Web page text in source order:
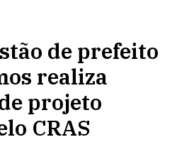
de prefeito
realiza
projeto
CRAS